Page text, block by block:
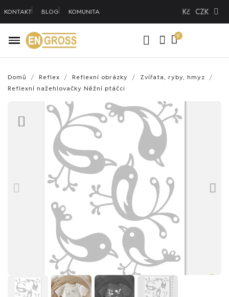
KONTAKT BLOG KOMUNITA Kč CZK
Domů Reflex Reflexní obrázky
Zvířata, ryby, hmyz
Reflexní nažehlovačky Něžní ptáčci